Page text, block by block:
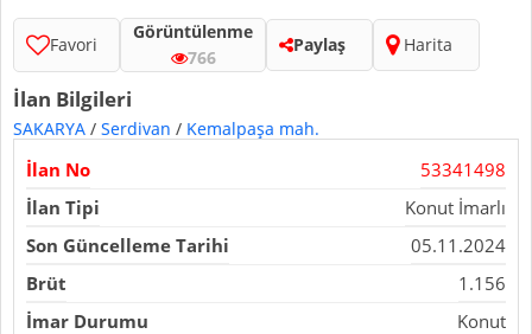
Favori
Görüntülenme
766
Paylaş Harita
İlan Bilgileri
SAKARYA / Serdivan / Kemalpaşa mah.
İlan No
53341498
İlan Tipi
Konut İmarlı
Son Güncelleme Tarihi
05.11.2024
Brüt
1.156
İmar Durumu
Konut